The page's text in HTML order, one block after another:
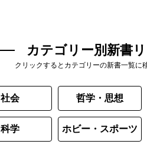
カテゴリー別新書
クリックするとカテゴリーの新書一覧に
社会 哲学・思想
科学 ホビー・スポーツ